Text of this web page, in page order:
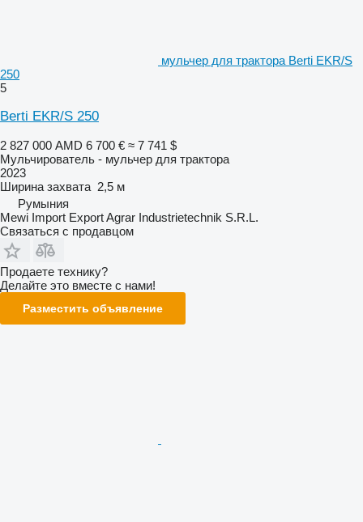
мульчер для трактора Berti EKR/S
250
5
Berti EKR/S 250
2 827 000 AMD 6 700 € ≈ 7 741 $
Мульчирователь - мульчер для трактора
2023
Ширина захвата 2,5 м
Румыния
Mewi Import Export Agrar Industrietechnik S.R.L.
Связаться с продавцом
Продаете технику?
Делайте это вместе с нами!
Разместить объявление